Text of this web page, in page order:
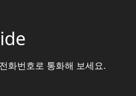
화번호로 통화해 보세요.